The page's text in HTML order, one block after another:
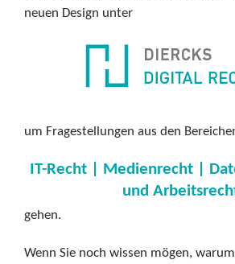
neuen Design unter
um Fragestellungen aus den
IT-Recht | Medienrecht |
und
gehen.
Wenn Sie noch wissen mögen,